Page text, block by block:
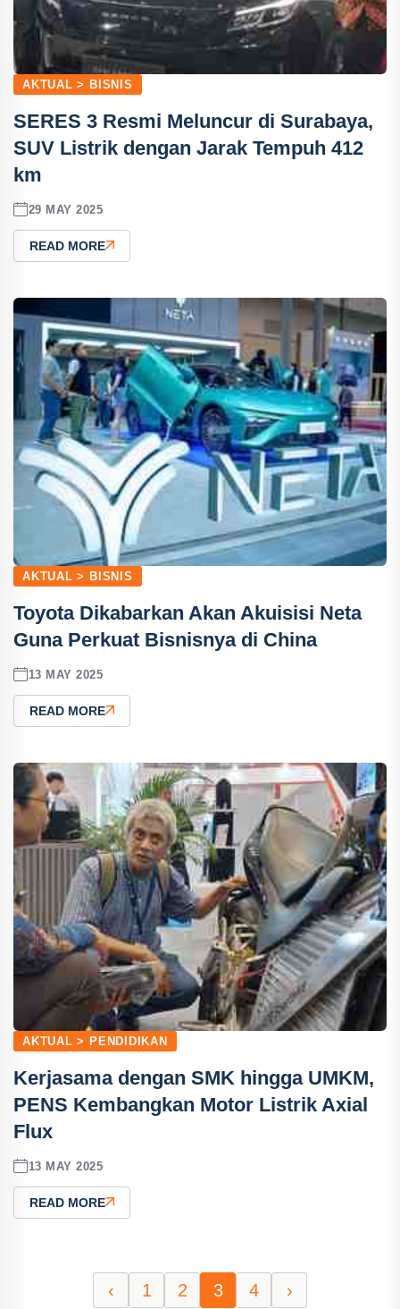
AKTUAL > BISNIS
SERES 3 Resmi Meluncur di Surabaya,
SUV Listrik dengan Jarak Tempuh 412
km
29 MAY 2025
READ MORE
AKTUAL > BISNIS
Toyota Dikabarkan Akan Akuisisi Neta
Guna Perkuat Bisnisnya di China
13 MAY 2025
READ MORE
AKTUAL > PENDIDIKAN
Kerjasama dengan SMK hingga UMKM,
PENS Kembangkan Motor Listrik Axial
Flux
13 MAY 2025
READ MORE
‹ 1 2 3 4 ›